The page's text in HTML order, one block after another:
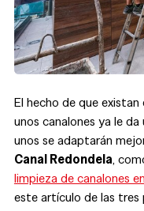
El hecho de que
unos canalones ya le
unos se adaptarán
Canal Redondela,
limpieza de canalones
este artículo de las tres